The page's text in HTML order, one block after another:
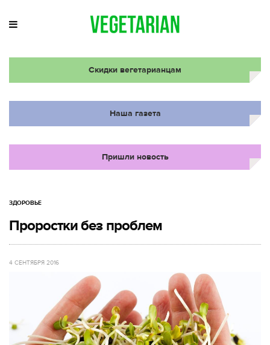
Скидки вегетарианцам
Наша газета
Пришли новость
ЗДОРОВЬЕ
Проростки без проблем
4 СЕНТЯБРЯ 2016